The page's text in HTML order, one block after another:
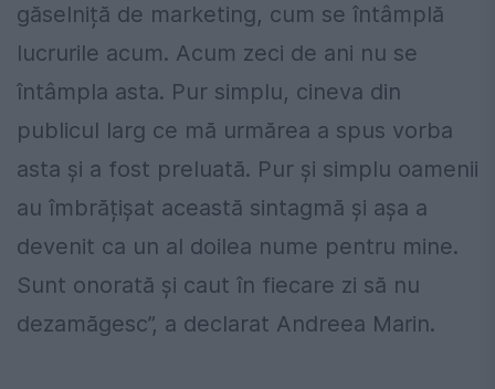
găselniță de marketing, cum se întâmplă
lucrurile acum. Acum zeci de ani nu se
întâmpla asta. Pur simplu, cineva din
publicul larg ce mă urmărea a spus vorba
asta și a fost preluată. Pur și simplu oamenii
au îmbrățișat această sintagmă și așa a
devenit ca un al doilea nume pentru mine.
Sunt onorată și caut în fiecare zi să nu
dezamăgesc”, a declarat Andreea Marin.